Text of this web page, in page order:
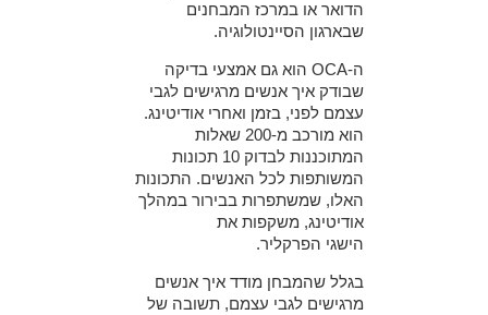
הדואר או במרכז המבחנים
שבארגון הסיינטולוגיה.
ה-OCA הוא גם אמצעי בדיקה
שבודק איך אנשים מרגישים לגבי
עצמם לפני, בזמן ואחרי אודיטינג.
הוא מורכב מ-200 שאלות
המתוכננות לבדוק 10 תכונות
המשותפות לכל האנשים. התכונות
האלו, שמשתפרות בבירור במהלך
אודיטינג, משקפות את
הישגי הפרקליר.
בגלל שהמבחן מודד איך אנשים
מרגישים לגבי עצמם, תשובה של